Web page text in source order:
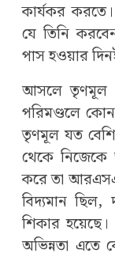
কার্যকর
যে তিনি
পাস হওয়ার
আসলে তৃণমূল
পরিমণ্ডলে
তৃণমূল যত
থেকে নিজেকে
করে তা
বিদ্যমান
শিকার
অভিন্নতা এতে